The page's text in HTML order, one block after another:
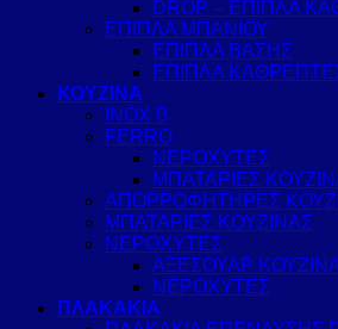
DROP – ΕΠΙΠΛΑ
ΕΠΙΠΛΑ ΜΠΑΝΙΟΥ
ΕΠΙΠΛΑ ΒΑΣΗΣ
ΕΠΙΠΛΑ
ΚΟΥΖΙΝΑ
INOX B
FERRO
ΝΕΡΟΧΥΤΕΣ
ΜΠΑΤΑΡΙΕΣ
ΑΠΟΡΡΟΦΗΤΗΡΕΣ
ΜΠΑΤΑΡΙΕΣ ΚΟΥΖΙΝΑΣ
ΝΕΡΟΧΥΤΕΣ
ΑΞΕΣΟΥΑΡ
ΝΕΡΟΧΥΤΕΣ
ΠΛΑΚΑΚΙΑ